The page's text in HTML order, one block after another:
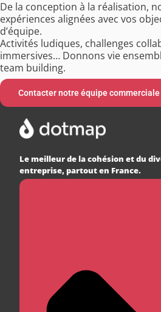
De la conception à la réalisation,
expériences alignées avec vos
d’équipe.
Activités ludiques, challenges
immersives… Donnons vie
team building.
Contacter notre équipe commerciale
Le meilleur de la cohésion et du
entreprise, partout en France.